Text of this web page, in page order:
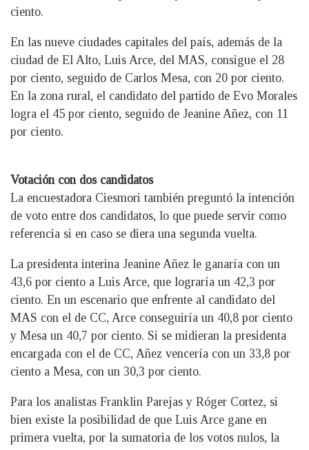
ciento.
En las nueve ciudades capitales del país, además de la
ciudad de El Alto, Luis Arce, del MAS, consigue el 28
por ciento, seguido de Carlos Mesa, con 20 por ciento.
En la zona rural, el candidato del partido de Evo Morales
logra el 45 por ciento, seguido de Jeanine Añez, con 11
por ciento.
Votación con dos candidatos
La encuestadora Ciesmori también preguntó la intención
de voto entre dos candidatos, lo que puede servir como
referencia si en caso se diera una segunda vuelta.
La presidenta interina Jeanine Añez le ganaría con un
43,6 por ciento a Luis Arce, que lograría un 42,3 por
ciento. En un escenario que enfrente al candidato del
MAS con el de CC, Arce conseguiría un 40,8 por ciento
y Mesa un 40,7 por ciento. Si se midieran la presidenta
encargada con el de CC, Añez vencería con un 33,8 por
ciento a Mesa, con un 30,3 por ciento.
Para los analistas Franklin Parejas y Róger Cortez, si
bien existe la posibilidad de que Luis Arce gane en
primera vuelta, por la sumatoria de los votos nulos, la